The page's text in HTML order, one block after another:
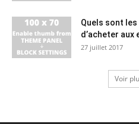
Quels sont
d’acheter aux
27 juillet 2017
Voir